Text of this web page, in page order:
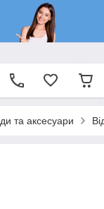
та аксесуари